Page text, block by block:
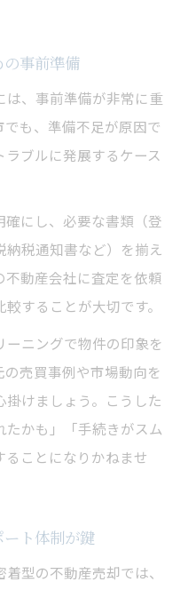
事前準備
は、事前準備が非常に重
も、準備不足が原因で
ブルに発展するケース
確にし、必要な書類（登
税通知書など）を揃え
動産会社に査定を依頼
することが大切です。
ーニングで物件の印象を
売買事例や市場動向を
けましょう。こうした
かも」「手続きがスム
ことになりかねませ
ト体制が鍵
型の不動産売却では、